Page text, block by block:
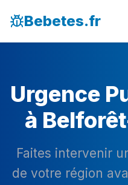
Bebetes.fr
Urgence
à
Faites intervenir
de votre région